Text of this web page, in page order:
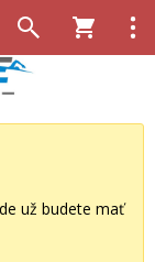
už budete mať